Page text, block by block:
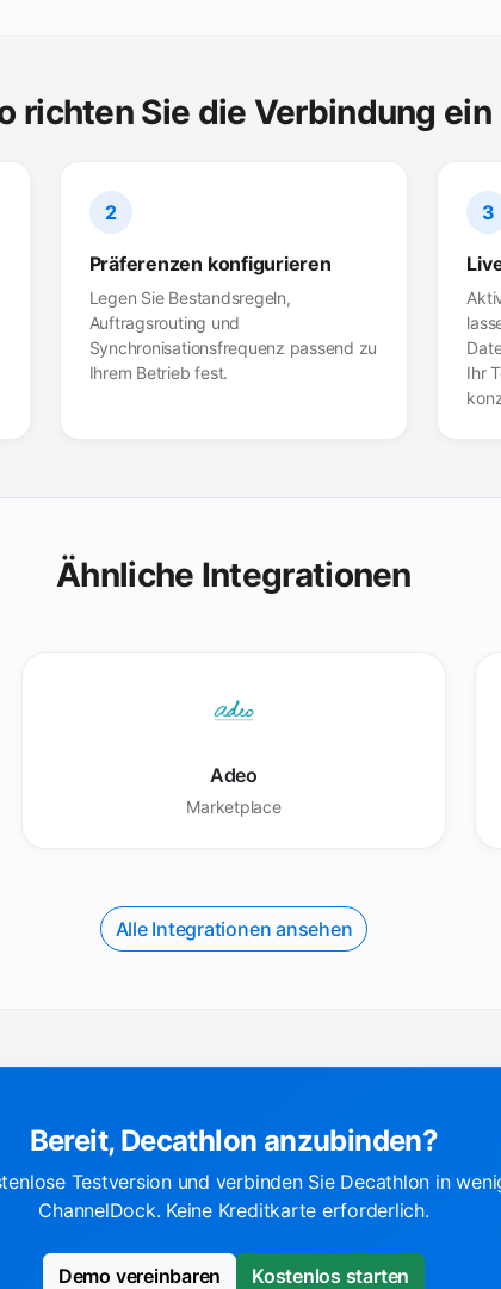
richten Sie die Verbindung ein
2
Präferenzen konfigurieren
Legen Sie Bestandsregeln,
Auftragsrouting und
Synchronisationsfrequenz passend zu
Ihrem Betrieb fest.
3
Ihr
Ähnliche Integrationen
Adeo
Marketplace
Alle Integrationen ansehen
Bereit, Decathlon anzubinden?
Testversion und verbinden Sie Decathlon in
ChannelDock. Keine Kreditkarte erforderlich.
Demo vereinbaren Kostenlos starten